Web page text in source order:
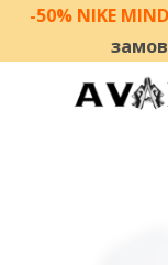
-50% NIKE MIND